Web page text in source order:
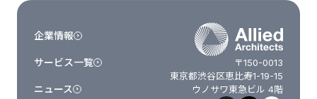
〒150-0013
東京都渋谷区恵比寿1-19-15
ウノサワ東急ビル 4階
企業情報
サービス一覧
ニュース